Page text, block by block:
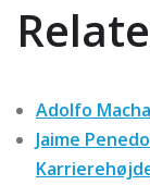
Adolfo
Jaime